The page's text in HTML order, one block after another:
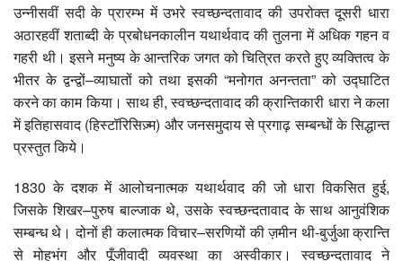
उन्नीसवीं सदी के प्रारम्भ में उभरे स्वच्छन्दतावाद की उपरोक्त दूसरी धारा
अठारहवीं शताब्दी के प्रबोधनकालीन यथार्थवाद की तुलना में अधिक गहन व
गहरी थी। इसने मनुष्य के आन्तरिक जगत को चित्रित करते हुए व्यक्तित्व के
भीतर के द्वन्द्वों–व्याघातों को तथा इसकी “मनोगत अनन्तता” को उद्घाटित
करने का काम किया। साथ ही, स्वच्छन्दतावाद की क्रान्तिकारी धारा ने कला
में इतिहासवाद (हिस्टॉरिसिज़्म) और जनसमुदाय से प्रगाढ़ सम्बन्धों के सिद्धान्त
प्रस्तुत किये।
1830 के दशक में आलोचनात्मक यथार्थवाद की जो धारा विकसित हुई,
जिसके शिखर–पुरुष बाल्जाक थे, उसके स्वच्छन्दतावाद के साथ आनुवंशिक
सम्बन्ध थे। दोनों ही कलात्मक विचार–सरणियों की ज़मीन थी-बुर्जुआ क्रान्ति
से मोहभंग और पूँजीवादी व्यवस्था का अस्वीकार। स्वच्छन्दतावाद ने